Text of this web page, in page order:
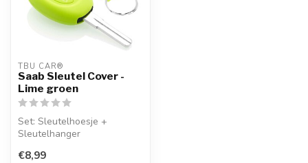
TBU CAR®
Saab Sleutel Cover -
Lime groen
Set: Sleutelhoesje +
Sleutelhanger
€8,99